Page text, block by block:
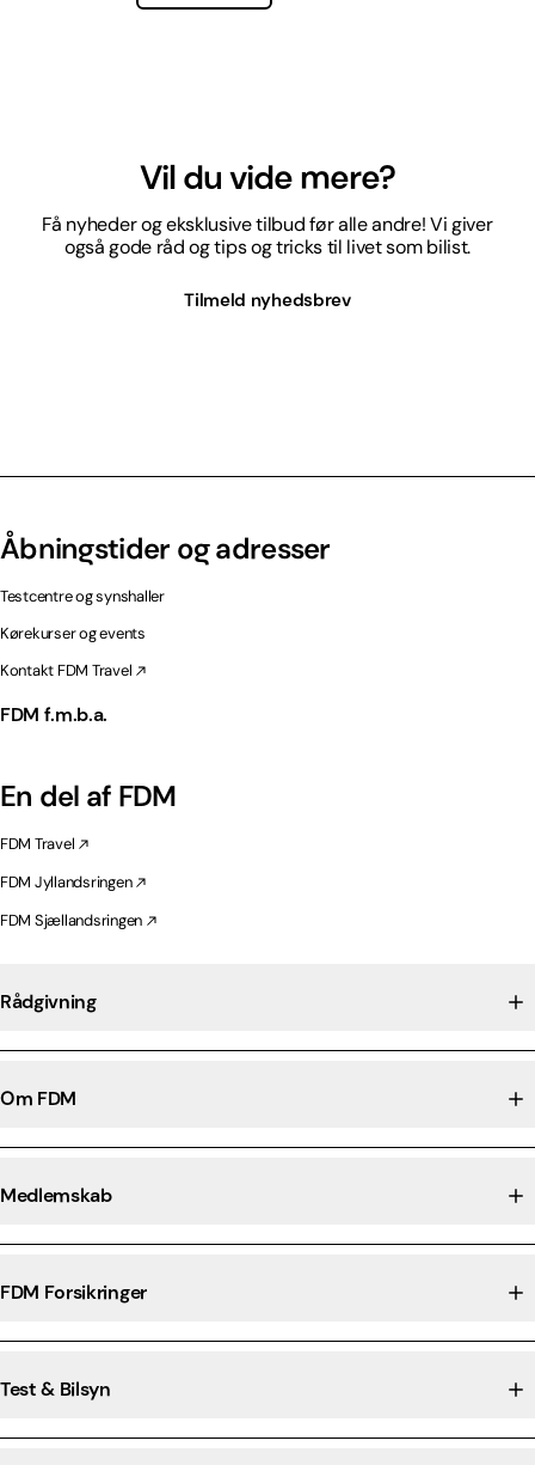
Vil du vide mere?
Få nyheder og eksklusive tilbud før alle andre! Vi giver
også gode råd og tips og tricks til livet som bilist.
Tilmeld nyhedsbrev
Åbningstider og adresser
Testcentre og synshaller
Kørekurser og events
Kontakt FDM Travel
FDM f.m.b.a.
En del af FDM
FDM Travel
FDM Jyllandsringen
FDM Sjællandsringen
Rådgivning
Om FDM
Medlemskab
FDM Forsikringer
Test & Bilsyn